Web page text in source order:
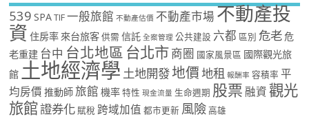
539 SPA TIF 一般旅館 不動產估價 不動產市場不動產投
資 住房率 來台旅客 供需 信託 全案管理 公共建設 六都 區別 危老危
老重建 台中 台北地區 台北市商圈 國家風景區 國際觀光旅
館 土地經濟學 土地開發地價地租 報酬率 容積率 平
均房價 推動師旅館 機率 特性 現金流量 生命週期 股票 融資 觀光
旅館證券化 賦稅 跨域加值 都市更新 風險 高雄